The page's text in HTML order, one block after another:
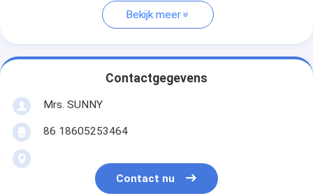
Bekijk meer
Contactgegevens
Mrs. SUNNY
86 18605253464
Contact nu